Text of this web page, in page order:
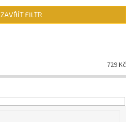
ZAVŘÍT FILTR
729Kč